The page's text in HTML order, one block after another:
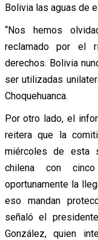
Bolivia las aguas de
“Nos hemos
reclamado por el
derechos. Bolivia
ser utilizadas
Choquehuanca.
Por otro lado, el
reitera que la
miércoles de esta
chilena con
oportunamente la
eso mandan
señaló el
González, quien